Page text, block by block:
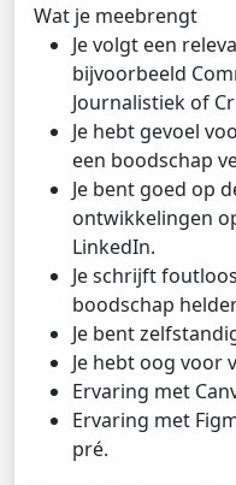
Wat je meebrengt
Je volgt een
bijvoorbeeld
Journalistiek of
Je hebt gevoel
een boodschap
Je bent goed op
ontwikkelingen
LinkedIn.
Je schrijft
boodschap
Je bent
Je hebt oog voor
Ervaring met
Ervaring met
pré.